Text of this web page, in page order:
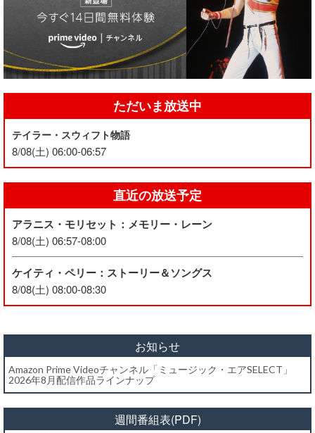
ただいま放送中
テイラー・スウィフト物語
8/08(土) 06:00-06:57
直近の放送予定
アラニス・モリセット：メモリー・レーン
8/08(土) 06:57-08:00
ケイティ・ペリー：ストーリー＆ソングス
8/08(土) 08:00-08:30
お知らせ
Amazon Prime Videoチャンネル「ミュージック・エアSELECT」
2026年8月配信作品ラインナップ
週間番組表(PDF)